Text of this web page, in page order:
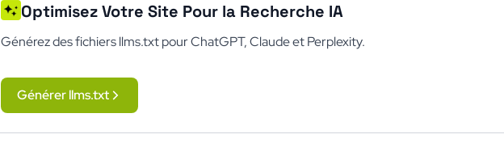
Optimisez Votre Site Pour la Recherche IA
Générez des fichiers llms.txt pour ChatGPT, Claude et Perplexity.
Générer llms.txt